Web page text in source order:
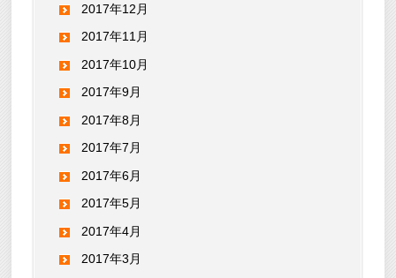
2017年12月
2017年11月
2017年10月
2017年9月
2017年8月
2017年7月
2017年6月
2017年5月
2017年4月
2017年3月